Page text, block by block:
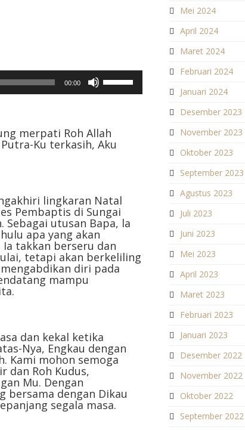
00:00
untuk
menaikkan
merpati Roh Allah
Ku terkasih, Aku
lingkaran Natal
Pembaptis di Sungai
Sebagai utusan Bapa, la
apa yang akan
takkan berseru dan
tetapi akan berkeliling
diri pada
mampu
dan kekal ketika
Nya, Engkau dengan
Kami mohon semoga
dan Roh Kudus,
Mu. Dengan
bersama dengan Dikau
segala masa.
Mei 2024
April 2024
Maret 2024
Februari 2024
Januari 2024
Desember 2023
November 2023
Oktober 2023
September 2023
Agustus 2023
Juli 2023
Juni 2023
Mei 2023
April 2023
Maret 2023
Februari 2023
Januari 2023
Desember 2022
November 2022
Oktober 2022
September 2022